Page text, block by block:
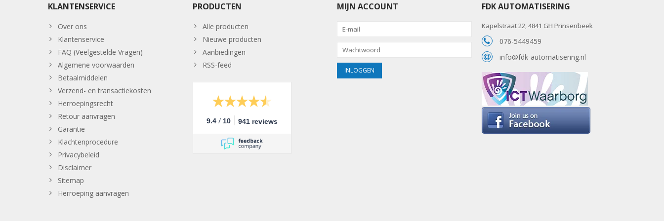
KLANTENSERVICE
Over ons
Klantenservice
FAQ (Veelgestelde Vragen)
Algemene voorwaarden
Betaalmiddelen
Verzend- en transactiekosten
Herroepingsrecht
Retour aanvragen
Garantie
Klachtenprocedure
Privacybeleid
Disclaimer
Sitemap
Herroeping aanvragen
PRODUCTEN
Alle producten
Nieuwe producten
Aanbiedingen
RSS-feed
9.4 / 10 941 reviews
MIJN ACCOUNT FDK AUTOMATISERING
Kapelstraat 22, 4841 GH Prinsenbeek
076-5449459
info@fdk-automatisering.nl